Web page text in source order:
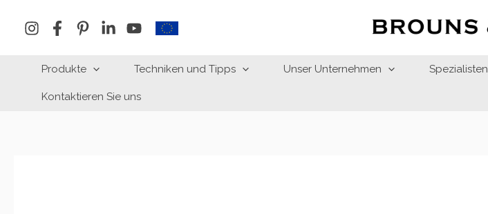
Inhalt
Produkte Techniken und Tipps Unser Unternehmen Spezialisten
Kontaktieren Sie uns